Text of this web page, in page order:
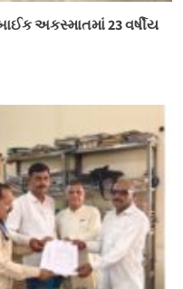
અકસ્માતમાં 23 વર્ષીય